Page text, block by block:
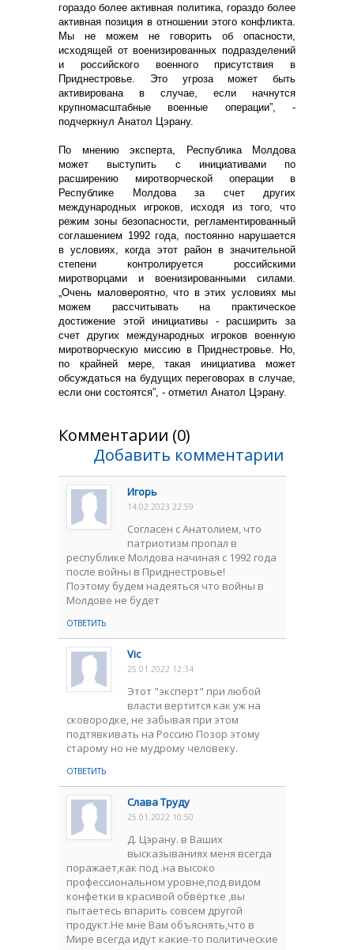
гораздо более активная политика, гораздо более
активная позиция в отношении этого конфликта.
Мы не можем не говорить об опасности,
исходящей от военизированных подразделений
и российского военного присутствия в
Приднестровье. Это угроза может быть
активирована в случае, если начнутся
крупномасштабные военные операции”, -
подчеркнул Анатол Цэрану.
По мнению эксперта, Республика Молдова
может выступить с инициативами по
расширению миротворческой операции в
Республике Молдова за счет других
международных игроков, исходя из того, что
режим зоны безопасности, регламентированный
соглашением 1992 года, постоянно нарушается
в условиях, когда этот район в значительной
степени контролируется российскими
миротворцами и военизированными силами.
„Очень маловероятно, что в этих условиях мы
можем рассчитывать на практическое
достижение этой инициативы - расширить за
счет других международных игроков военную
миротворческую миссию в Приднестровье. Но,
по крайней мере, такая инициатива может
обсуждаться на будущих переговорах в случае,
если они состоятся”, - отметил Анатол Цэрану.
Комментарии (0)
Добавить комментарии
Игорь
14.02.2023 22:59
Согласен с Анатолием, что
патриотизм пропал в
республике Молдова начиная с 1992 года
после войны в Приднестровье!
Поэтому будем надеяться что войны в
Молдове не будет
ОТВЕТИТЬ
Vic
25.01.2022 12:34
Этот "эксперт" при любой
власти вертится как уж на
сковородке, не забывая при этом
подтявкивать на Россию Позор этому
старому но не мудрому человеку.
ОТВЕТИТЬ
Слава Труду
25.01.2022 10:50
Д. Цэрану. в Ваших
высказываниях меня всегда
поражает,как под .на высоко
профессиональном уровне,под видом
конфетки в красивой обвёртке ,вы
пытаетесь впарить совсем другой
продукт.Не мне Вам объяснять,что в
Мире всегда идут какие-то политические